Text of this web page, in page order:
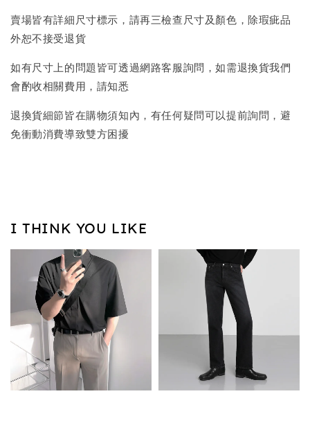
賣場皆有詳細尺寸標示，請再三檢查尺寸及顏色，除瑕疵品
外恕不接受退貨
如有尺寸上的問題皆可透過網路客服詢問，如需退換貨我們
會酌收相關費用，請知悉
退換貨細節皆在購物須知內，有任何疑問可以提前詢問，避
免衝動消費導致雙方困擾
I THINK YOU LIKE